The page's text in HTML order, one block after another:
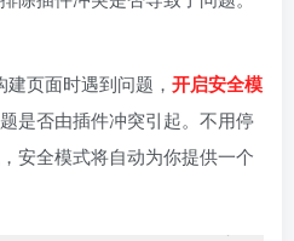
页面时遇到问题， 开启安全模
是否由插件冲突引起。不用停
安全模式将自动为你提供一个